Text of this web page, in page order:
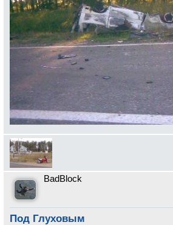
BadBlock
Под Глуховым